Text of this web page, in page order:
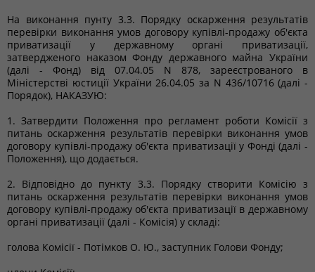
На виконання пунту 3.3. Порядку оскарження результатів
перевірки виконання умов договору купівлі-продажу об'єкта
приватизації у державному органі приватизації,
затвердженого наказом Фонду державного майна України
(далі - Фонд) від 07.04.05 N 878, зареєстрованого в
Міністерстві юстиції України 26.04.05 за N 436/10716 (далі -
Порядок), НАКАЗУЮ:
1. Затвердити Положення про регламент роботи Комісії з
питань оскарження результатів перевірки виконання умов
договору купівлі-продажу об'єкта приватизації у Фонді (далі -
Положення), що додається.
2. Відповідно до пункту 3.3. Порядку створити Комісію з
питань оскарження результатів перевірки виконання умов
договору купівлі-продажу об'єкта приватизації в державному
органі приватизації (далі - Комісія) у складі:
голова Комісії - Потімков О. Ю., заступник Голови Фонду;